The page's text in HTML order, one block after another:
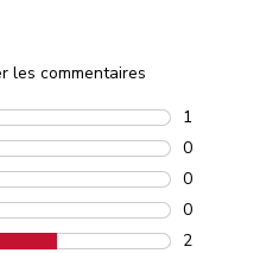
les commentaires
1
1
0
0
0
0
0
0
2